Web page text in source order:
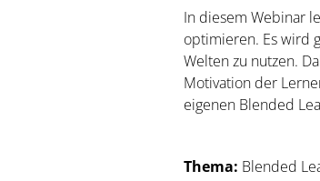
In diesem Webinar
optimieren. Es wird
Welten zu nutzen.
Motivation der
eigenen Blended
Thema: Blended